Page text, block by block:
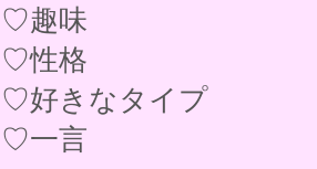
♡趣味
♡性格
♡好きなタイプ
♡一言